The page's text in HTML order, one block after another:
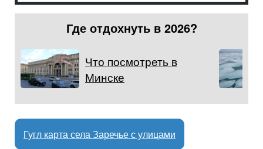
Где отдохнуть в 2026?
Что посмотреть в
Минске
Гугл карта села Заречье с улицами